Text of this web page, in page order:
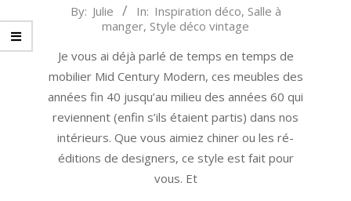
2021-
16
By: Julie In: Inspiration déco, Salle à
manger, Style déco vintage
Je vous ai déjà parlé de temps en temps de
mobilier Mid Century Modern, ces meubles des
années fin 40 jusqu’au milieu des années 60 qui
reviennent (enfin s’ils étaient partis) dans nos
intérieurs. Que vous aimiez chiner ou les ré-
éditions de designers, ce style est fait pour
vous. Et